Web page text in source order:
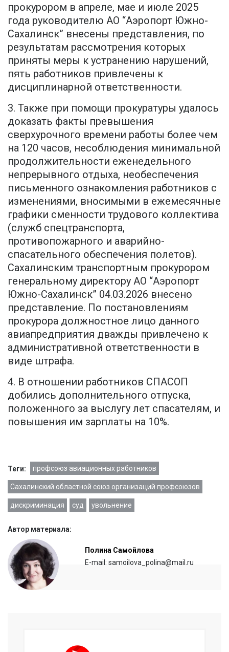
прокурором в апреле, мае и июле 2025
года руководителю АО “Аэропорт Южно-
Сахалинск” внесены представления, по
результатам рассмотрения которых
приняты меры к устранению нарушений,
пять работников привлечены к
дисциплинарной ответственности.
3. Также при помощи прокуратуры удалось
доказать факты превышения
сверхурочного времени работы более чем
на 120 часов, несоблюдения минимальной
продолжительности еженедельного
непрерывного отдыха, необеспечения
письменного ознакомления работников с
изменениями, вносимыми в ежемесячные
графики сменности трудового коллектива
(служб спецтранспорта,
противопожарного и аварийно-
спасательного обеспечения полетов).
Сахалинским транспортным прокурором
генеральному директору АО “Аэропорт
Южно-Сахалинск” 04.03.2026 внесено
представление. По постановлениям
прокурора должностное лицо данного
авиапредприятия дважды привлечено к
административной ответственности в
виде штрафа.
4. В отношении работников СПАСОП
добились дополнительного отпуска,
положенного за выслугу лет спасателям, и
повышения им зарплаты на 10%.
Теги: профсоюз авиационных работников
Сахалинский областной союз организаций профсоюзов
дискриминация суд увольнение
Автор материала:
Полина Самойлова
E-mail: samoilova_polina@mail.ru